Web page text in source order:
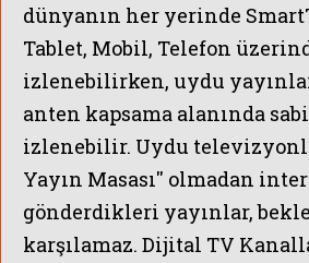
dünyanın her yerinde
Tablet, Mobil, Telefon
izlenebilirken, uydu
anten kapsama alanında
izlenebilir. Uydu
Yayın Masası'' olmadan
gönderdikleri yayınlar,
karşılamaz. Dijital TV